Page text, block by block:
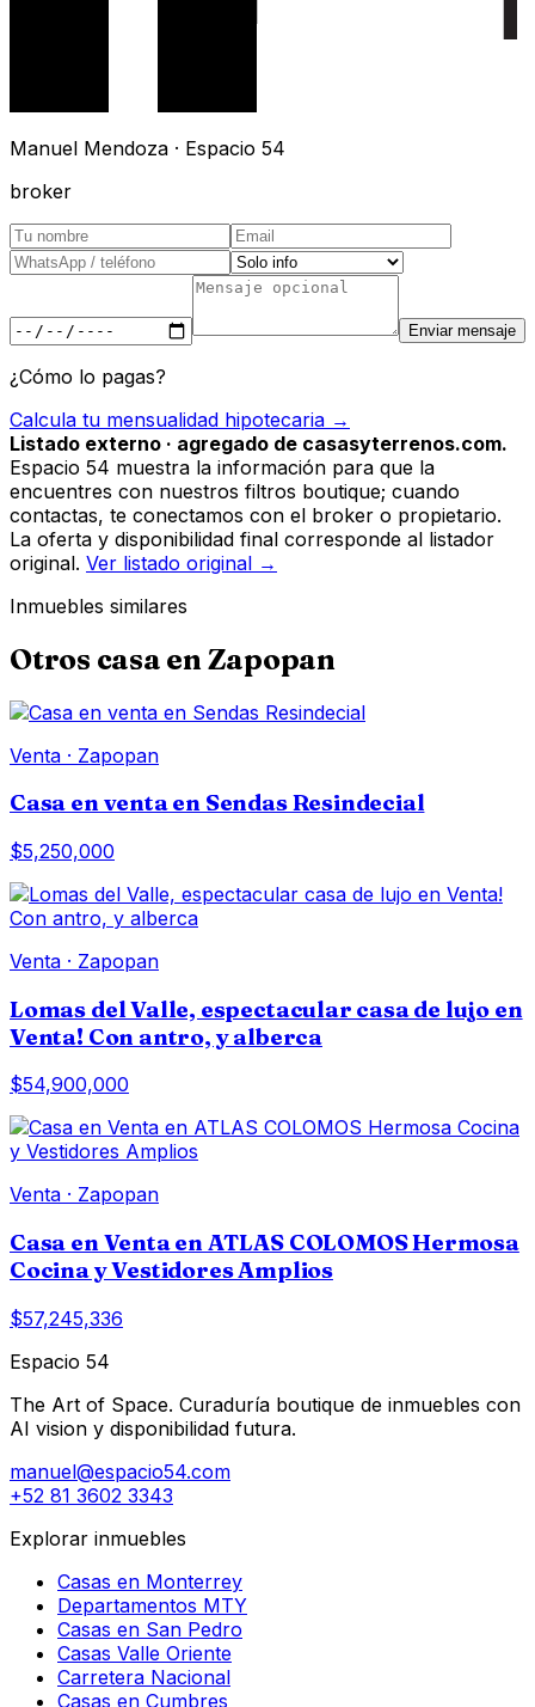
Manuel Mendoza · Espacio 54
broker
Enviar mensaje
¿Cómo lo pagas?
Calcula tu mensualidad hipotecaria →
Listado externo · agregado de casasyterrenos.com.
Espacio 54 muestra la información para que la
encuentres con nuestros filtros boutique; cuando
contactas, te conectamos con el broker o propietario.
La oferta y disponibilidad final corresponde al listador
original. Ver listado original →
Inmuebles similares
Otros casa en Zapopan
Venta · Zapopan
Casa en venta en Sendas Resindecial
$5,250,000
Venta · Zapopan
Lomas del Valle, espectacular casa de lujo en
Venta! Con antro, y alberca
$54,900,000
Venta · Zapopan
Casa en Venta en ATLAS COLOMOS Hermosa
Cocina y Vestidores Amplios
$57,245,336
Espacio 54
The Art of Space. Curaduría boutique de inmuebles con
AI vision y disponibilidad futura.
manuel@espacio54.com
+52 81 3602 3343
Explorar inmuebles
Casas en Monterrey
Departamentos MTY
Casas en San Pedro
Casas Valle Oriente
Carretera Nacional
Casas en Cumbres